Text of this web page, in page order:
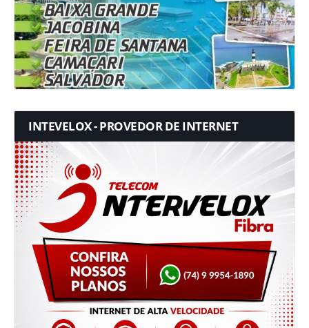
INTEVELOX - PROVEDOR DE INTERNET